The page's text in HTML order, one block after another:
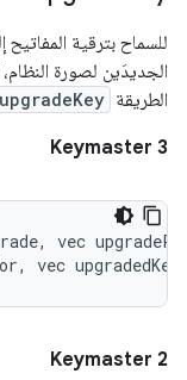
للسماح بترقية
الطريقة upgradeKey
Keymaster 3
vec
Keymaster 2